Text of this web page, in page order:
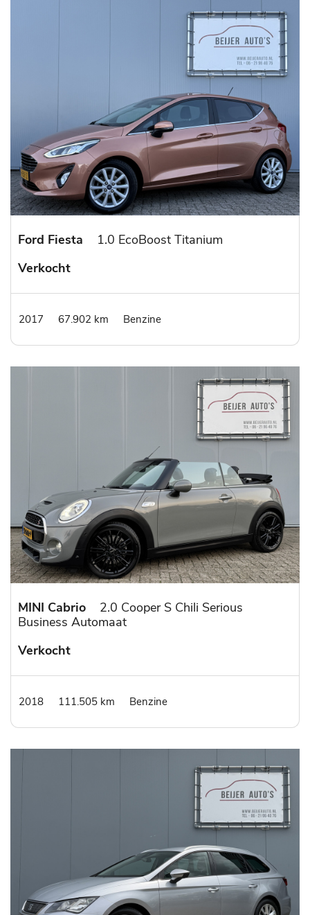
Ford Fiesta
1.0 EcoBoost Titanium
Verkocht
2017 67.902 km Benzine
MINI Cabrio
2.0 Cooper S Chili Serious
Business Automaat
Verkocht
2018 111.505 km Benzine